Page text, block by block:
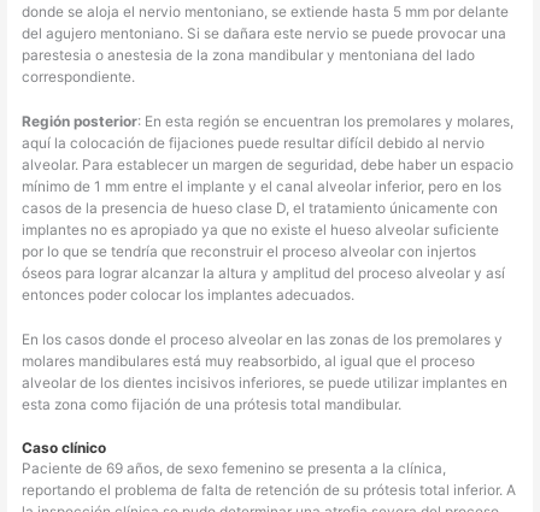
donde se aloja el nervio mentoniano, se extiende hasta 5 mm por delante
del agujero mentoniano. Si se dañara este nervio se puede provocar una
parestesia o anestesia de la zona mandibular y mentoniana del lado
correspondiente.
Región posterior: En esta región se encuentran los premolares y molares,
aquí la colocación de fijaciones puede resultar difícil debido al nervio
alveolar. Para establecer un margen de seguridad, debe haber un espacio
mínimo de 1 mm entre el implante y el canal alveolar inferior, pero en los
casos de la presencia de hueso clase D, el tratamiento únicamente con
implantes no es apropiado ya que no existe el hueso alveolar suficiente
por lo que se tendría que reconstruir el proceso alveolar con injertos
óseos para lograr alcanzar la altura y amplitud del proceso alveolar y así
entonces poder colocar los implantes adecuados.
En los casos donde el proceso alveolar en las zonas de los premolares y
molares mandibulares está muy reabsorbido, al igual que el proceso
alveolar de los dientes incisivos inferiores, se puede utilizar implantes en
esta zona como fijación de una prótesis total mandibular.
Caso clínico
Paciente de 69 años, de sexo femenino se presenta a la clínica,
reportando el problema de falta de retención de su prótesis total inferior. A